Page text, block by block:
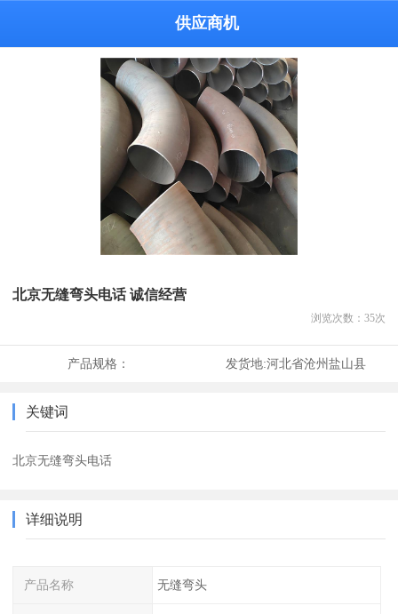
供应商机
北京无缝弯头电话 诚信经营
浏览次数： 35次
产品规格： 发货地:河北省沧州盐山县
关键词
北京无缝弯头电话
详细说明
产品名称 无缝弯头